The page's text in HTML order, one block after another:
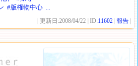
#版権物中心 ...
| 更新日:2008/04/22 | ID:11602 |報告